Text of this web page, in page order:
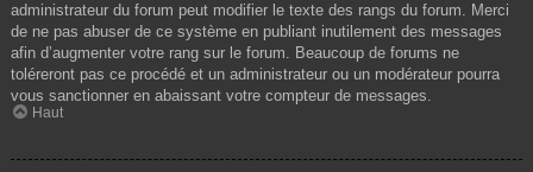
administrateur du forum peut modifier le texte des rangs du forum. Merci
de ne pas abuser de ce système en publiant inutilement des messages
afin d’augmenter votre rang sur le forum. Beaucoup de forums ne
toléreront pas ce procédé et un administrateur ou un modérateur pourra
vous sanctionner en abaissant votre compteur de messages.
Haut